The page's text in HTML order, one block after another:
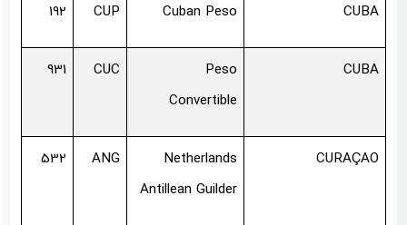
CUBA
Cuban Peso
CUP
192
CUBA
Peso
Convertible
CUC
931
CURAÇAO
Netherlands
Antillean Guilder
ANG
532